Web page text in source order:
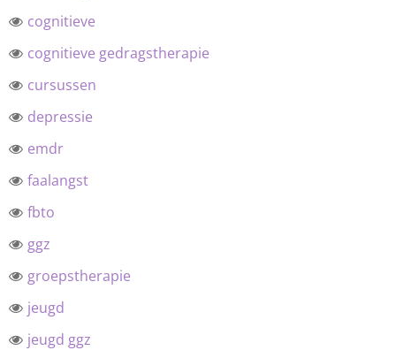
cognitieve
cognitieve gedragstherapie
cursussen
depressie
emdr
faalangst
fbto
ggz
groepstherapie
jeugd
jeugd ggz